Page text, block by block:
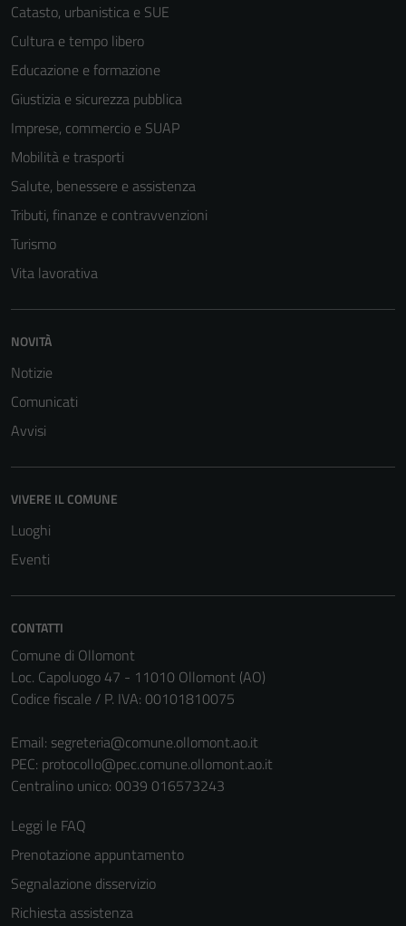
Catasto, urbanistica e SUE
Cultura e tempo libero
Educazione e formazione
Giustizia e sicurezza pubblica
Imprese, commercio e SUAP
Mobilità e trasporti
Salute, benessere e assistenza
Tributi, finanze e contravvenzioni
Turismo
Vita lavorativa
NOVITÀ
Notizie
Comunicati
Avvisi
VIVERE IL COMUNE
Luoghi
Eventi
CONTATTI
Comune di Ollomont
Loc. Capoluogo 47 - 11010 Ollomont (AO)
Codice fiscale / P. IVA: 00101810075
Email: segreteria@comune.ollomont.ao.it
PEC: protocollo@pec.comune.ollomont.ao.it
Centralino unico: 0039 016573243
Leggi le FAQ
Prenotazione appuntamento
Segnalazione disservizio
Richiesta assistenza
Questi cookie
sono necessari